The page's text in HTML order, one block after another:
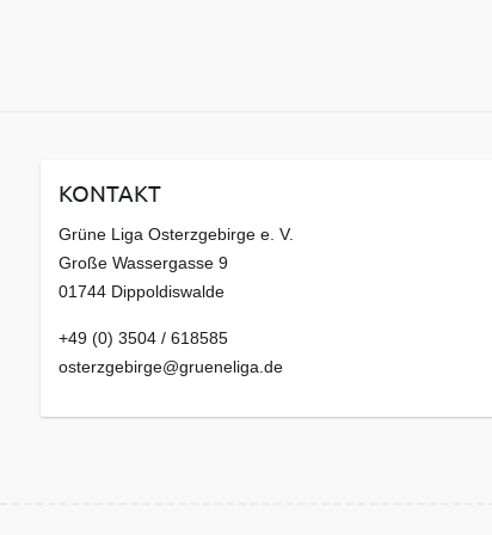
KONTAKT
Grüne Liga Osterzgebirge e. V.
Große Wassergasse 9
01744 Dippoldiswalde
+49 (0) 3504 / 618585
osterzgebirge@grueneliga.de